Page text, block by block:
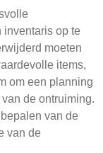
inventaris op te
moeten
items,
om een planning
de ontruiming.
van de
van de